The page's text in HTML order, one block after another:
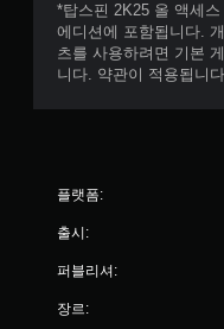
*탑스핀 2K25 올 액세
에디션에 포함됩니다.
츠를 사용하려면 기본
니다. 약관이 적용됩니
플랫폼:
출시:
퍼블리셔:
장르: